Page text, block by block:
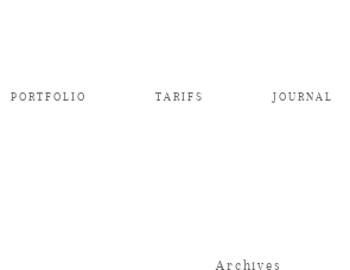
PORTFOLIO TARIFS JOURNAL
Archives